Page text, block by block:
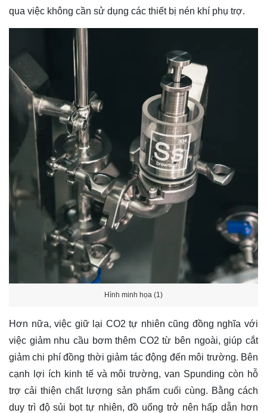
qua việc không cần sử dụng các thiết bị nén khí phụ trợ.
Hình minh họa (1)
Hơn nữa, việc giữ lại CO2 tự nhiên cũng đồng nghĩa với
việc giảm nhu cầu bơm thêm CO2 từ bên ngoài, giúp cắt
giảm chi phí đồng thời giảm tác động đến môi trường. Bên
cạnh lợi ích kinh tế và môi trường, van Spunding còn hỗ
trợ cải thiện chất lượng sản phẩm cuối cùng. Bằng cách
duy trì độ sủi bọt tự nhiên, đồ uống trở nên hấp dẫn hơn